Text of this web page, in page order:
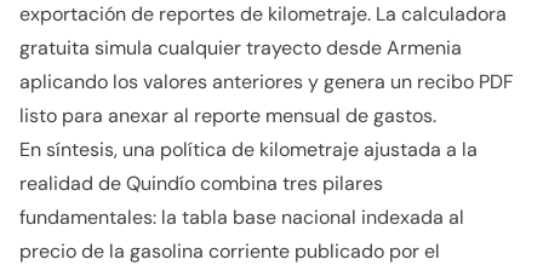
exportación de reportes de kilometraje. La calculadora
gratuita simula cualquier trayecto desde Armenia
aplicando los valores anteriores y genera un recibo PDF
listo para anexar al reporte mensual de gastos.
En síntesis, una política de kilometraje ajustada a la
realidad de Quindío combina tres pilares
fundamentales: la tabla base nacional indexada al
precio de la gasolina corriente publicado por el